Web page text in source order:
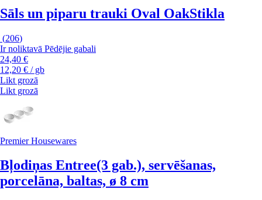
Sāls un piparu trauki Oval OakStikla
(206)
Ir noliktavā Pēdējie gabali
24,40 €
12,20 € / gb
Likt grozā
Likt grozā
Premier Housewares
Bļodiņas Entree(3 gab.), servēšanas,
porcelāna, baltas, ø 8 cm